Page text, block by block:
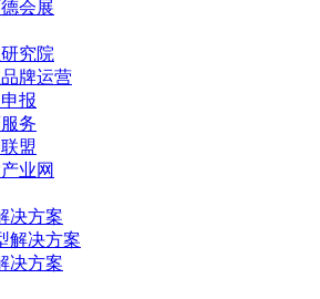
会展
究院
牌运营
报
务
盟
业网
决方案
解决方案
决方案